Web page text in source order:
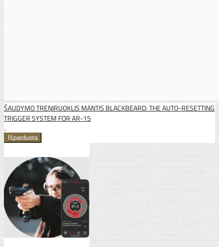
ŠAUDYMO TRENIRUOKLIS MANTIS BLACKBEARD: THE AUTO-RESETTING
TRIGGER SYSTEM FOR AR-15
..